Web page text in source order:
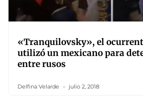
«Tranquilovsky», el
utilizó un mexicano para
entre rusos
Delfina Velarde julio 2, 2018